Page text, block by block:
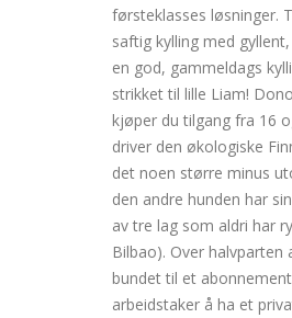
førsteklasses løsninger.
saftig kylling med
en god, gammeldags
strikket til lille Liam!
kjøper du tilgang fra 16
driver den økologiske
det noen større minus
den andre hunden har
av tre lag som aldri har
Bilbao). Over
bundet til et
arbeidstaker å ha et